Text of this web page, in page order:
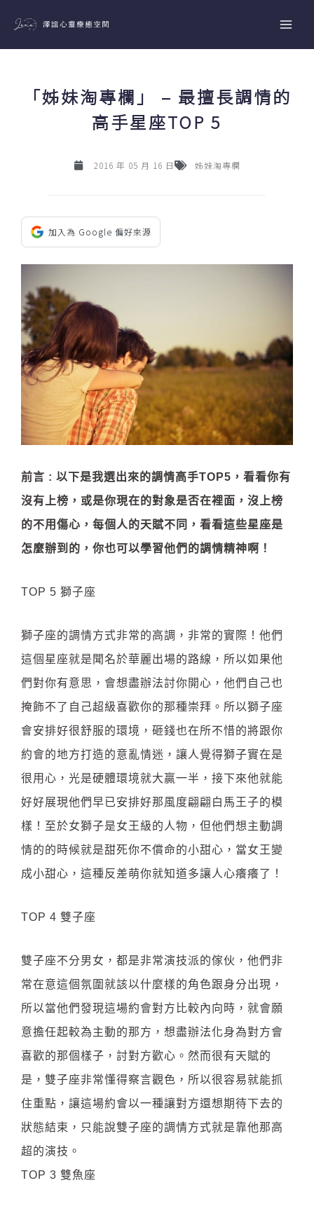
主
「姊妹淘專欄」 – 最擅長調情的
高手星座TOP 5
2016 年 05 月 16 日 姊妹淘專欄
加入為 Google 偏好來源
前言 : 以下是我選出來的調情高手TOP5，看看你有
沒有上榜，或是你現在的對象是否在裡面，沒上榜
的不用傷心，每個人的天賦不同，看看這些星座是
怎麼辦到的，你也可以學習他們的調情精神啊！
TOP 5 獅子座
獅子座的調情方式非常的高調，非常的實際！他們
這個星座就是聞名於華麗出場的路線，所以如果他
們對你有意思，會想盡辦法討你開心，他們自己也
掩飾不了自己超級喜歡你的那種崇拜。所以獅子座
會安排好很舒服的環境，砸錢也在所不惜的將跟你
約會的地方打造的意亂情迷，讓人覺得獅子實在是
很用心，光是硬體環境就大贏一半，接下來他就能
好好展現他們早已安排好那風度翩翩白馬王子的模
樣！至於女獅子是女王級的人物，但他們想主動調
情的的時候就是甜死你不償命的小甜心，當女王變
成小甜心，這種反差萌你就知道多讓人心癢癢了！
TOP 4 雙子座
雙子座不分男女，都是非常演技派的傢伙，他們非
常在意這個氛圍就該以什麼樣的角色跟身分出現，
所以當他們發現這場約會對方比較內向時，就會願
意擔任起較為主動的那方，想盡辦法化身為對方會
喜歡的那個樣子，討對方歡心。然而很有天賦的
是，雙子座非常懂得察言觀色，所以很容易就能抓
住重點，讓這場約會以一種讓對方還想期待下去的
狀態結束，只能說雙子座的調情方式就是靠他那高
超的演技。
TOP 3 雙魚座